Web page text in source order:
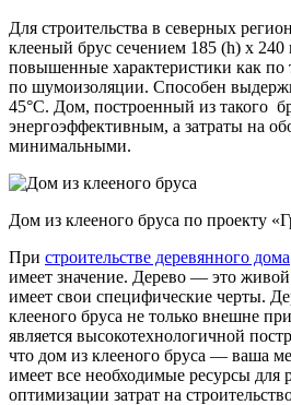
Для строительства в северных
клееный брус сечением 185 (h) х
повышенные характеристики как по
по шумоизоляции. Способен
45°C. Дом, построенный из такого
энергоэффективным, а затраты на
минимальными.
Дом из клееного бруса по проекту
При строительстве деревянного дома
имеет значение. Дерево — это
имеет свои специфические черты.
клееного бруса не только внешне
является высокотехнологичной
что дом из клееного бруса — ваша
имеет все необходимые ресурсы для
оптимизации затрат на